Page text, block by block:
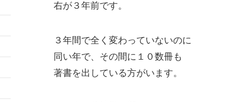
右が３年前です。
３年間で全く変わっていないのに
同い年で、その間に１０数冊も
著書を出している方がいます。